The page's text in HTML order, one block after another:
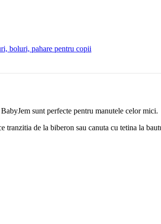
boluri, pahare pentru copii
sunt perfecte pentru manutele celor mici.
tranzitia de la biberon sau canuta cu tetina la